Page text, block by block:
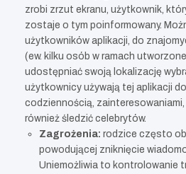
zrobi zrzut ekranu, użytkownik,
zostaje o tym poinformowany.
użytkowników aplikacji, do
(ew. kilku osób w ramach
udostępniać swoją lokalizację
użytkownicy używają tej aplikacji
codziennością,
również śledzić celebrytów.
Zagrożenia: rodzice często
powodującej zniknięcie
Uniemożliwia to kontrolowanie